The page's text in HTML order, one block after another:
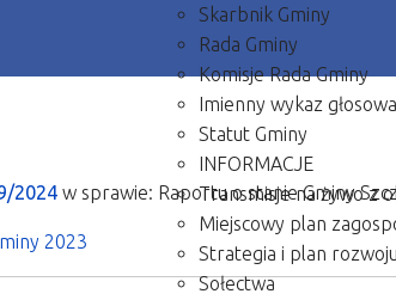
Skarbnik Gminy
Rada Gminy
Komisje Rada Gminy
Imienny wykaz
Statut Gminy
INFORMACJE
Transmisje na żywo z
Miejscowy plan
Strategia i plan rozwoju
Sołectwa
2024 w sprawie: Raportu o stanie Gminy
2023